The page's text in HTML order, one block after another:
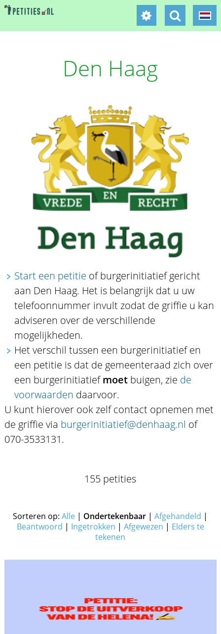
Den Haag
Start een petitie of burgerinitiatief gericht
aan Den Haag. Het is belangrijk dat u uw
telefoonnummer invult zodat de griffie u kan
adviseren over de verschillende
mogelijkheden.
Het verschil tussen een burgerinitiatief en
een petitie is dat de gemeenteraad zich over
een burgerinitiatiefmoetbuigen, zie de
voorwaarden daarvoor.
U kunt hierover ook zelf contact opnemen met
de griffie via burgerinitiatief@denhaag.nl of
070-3533131.
155 petities
Sorteren op:Alle | Ondertekenbaar |Afgehandeld |
Beantwoord | Ingetrokken | Afgewezen | Elders te
tekenen